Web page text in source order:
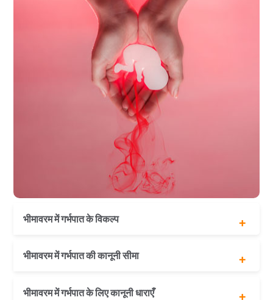
भीमावरम में गर्भपात के विकल्प
चिकित्सकीय गर्भपात
< सर्जिकल गर्भपात
भीमावरम में गर्भपात की कानूनी सीमा
एमटीपी संशोधन अधिनियम 2021 के अनुसार
भीमावरम में गर्भपात के लिए कानूनी धाराएँ